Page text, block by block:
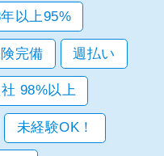
以上95%
完備 週払い
98%以上
未経験OK！